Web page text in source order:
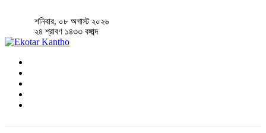
শনিবার, ০৮ অগাস্ট ২০২৬
২৪ শ্রাবণ ১৪৩৩ বঙ্গাব্দ